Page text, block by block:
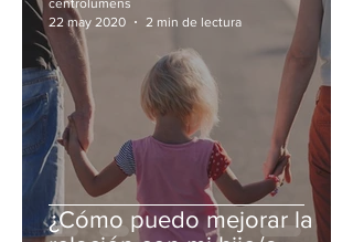
¿Cómo puedo mejorar la
centrolumens
22 may 2020
2 min de lectura